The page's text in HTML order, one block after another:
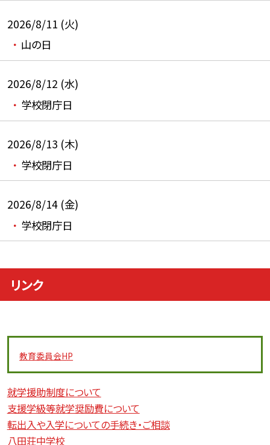
2026/8/11 (火)
山の日
2026/8/12 (水)
学校閉庁日
2026/8/13 (木)
学校閉庁日
2026/8/14 (金)
学校閉庁日
リンク
教育委員会HP
就学援助制度について
支援学級等就学奨励費について
転出入や入学についての手続き・ご相談
八田荘中学校